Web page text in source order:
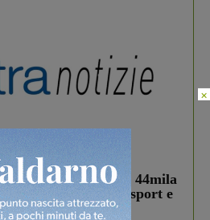
Smart Cities, oltre 44mila
il bando per lo sport e
×